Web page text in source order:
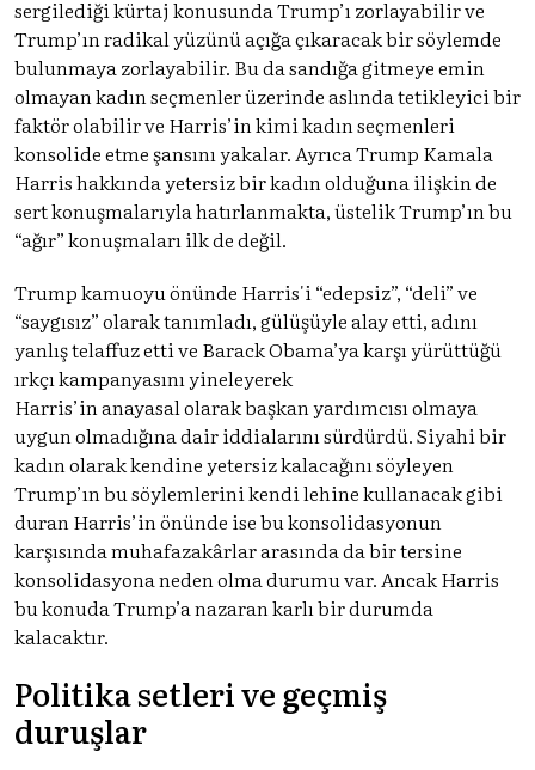
sergilediği kürtaj konusunda Trump’ı zorlayabilir ve
Trump’ın radikal yüzünü açığa çıkaracak bir söylemde
bulunmaya zorlayabilir. Bu da sandığa gitmeye emin
olmayan kadın seçmenler üzerinde aslında tetikleyici bir
faktör olabilir ve Harris’in kimi kadın seçmenleri
konsolide etme şansını yakalar. Ayrıca Trump Kamala
Harris hakkında yetersiz bir kadın olduğuna ilişkin de
sert konuşmalarıyla hatırlanmakta, üstelik Trump’ın bu
“ağır” konuşmaları ilk de değil.
Trump kamuoyu önünde Harris'i “edepsiz”, “deli” ve
“saygısız” olarak tanımladı, gülüşüyle alay etti, adını
yanlış telaffuz etti ve Barack Obama’ya karşı yürüttüğü
ırkçı kampanyasını yineleyerek
Harris’in anayasal olarak başkan yardımcısı olmaya
uygun olmadığına dair iddialarını sürdürdü. Siyahi bir
kadın olarak kendine yetersiz kalacağını söyleyen
Trump’ın bu söylemlerini kendi lehine kullanacak gibi
duran Harris’in önünde ise bu konsolidasyonun
karşısında muhafazakârlar arasında da bir tersine
konsolidasyona neden olma durumu var. Ancak Harris
bu konuda Trump’a nazaran karlı bir durumda
kalacaktır.
Politika setleri ve geçmiş
duruşlar